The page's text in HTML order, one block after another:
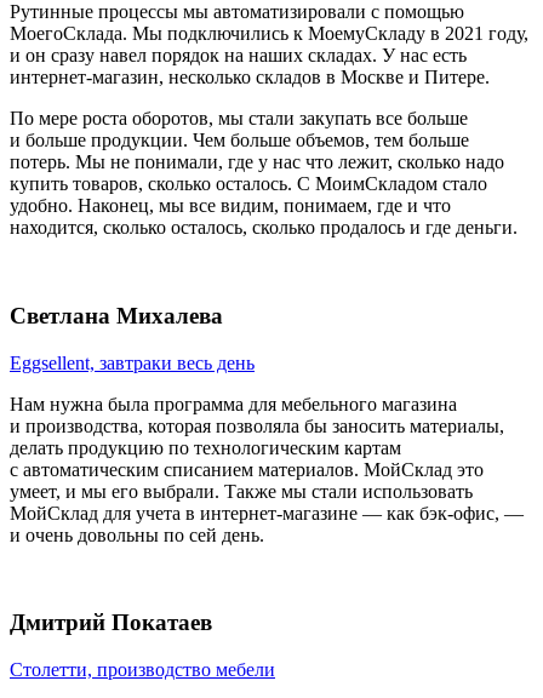
Рутинные процессы мы автоматизировали с помощью
МоегоСклада. Мы подключились к МоемуСкладу в 2021 году,
и он сразу навел порядок на наших складах. У нас есть
интернет-магазин, несколько складов в Москве и Питере.
По мере роста оборотов, мы стали закупать все больше
и больше продукции. Чем больше объемов, тем больше
потерь. Мы не понимали, где у нас что лежит, сколько надо
купить товаров, сколько осталось. С МоимСкладом стало
удобно. Наконец, мы все видим, понимаем, где и что
находится, сколько осталось, сколько продалось и где деньги.
Светлана Михалева
Eggsellent, завтраки весь день
Нам нужна была программа для мебельного магазина
и производства, которая позволяла бы заносить материалы,
делать продукцию по технологическим картам
с автоматическим списанием материалов. МойСклад это
умеет, и мы его выбрали. Также мы стали использовать
МойСклад для учета в интернет-магазине — как бэк-офис, —
и очень довольны по сей день.
Дмитрий Покатаев
Столетти, производство мебели